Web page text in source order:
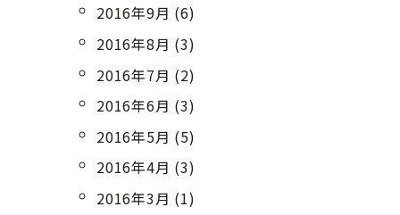
2016年9月 (6)
2016年8月 (3)
2016年7月 (2)
2016年6月 (3)
2016年5月 (5)
2016年4月 (3)
2016年3月 (1)